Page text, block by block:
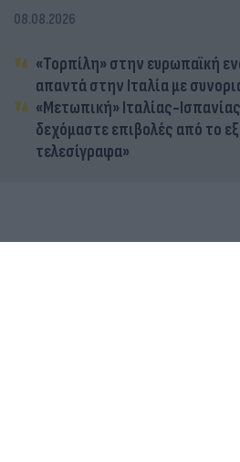
08.08.2026
«Τορπίλη» στην ευρωπαϊκή
απαντά στην Ιταλία με
«Μετωπική» Ιταλίας-
δεχόμαστε επιβολές από το
τελεσίγραφα»